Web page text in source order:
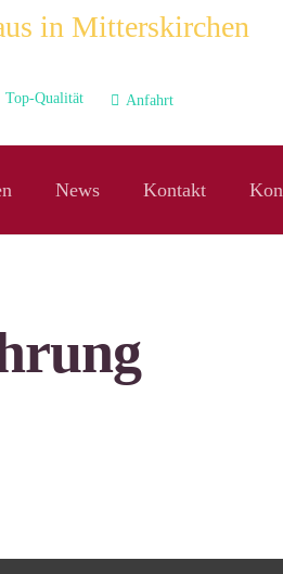
in Mitterskirchen
Top-Qualität Anfahrt
News Kontakt